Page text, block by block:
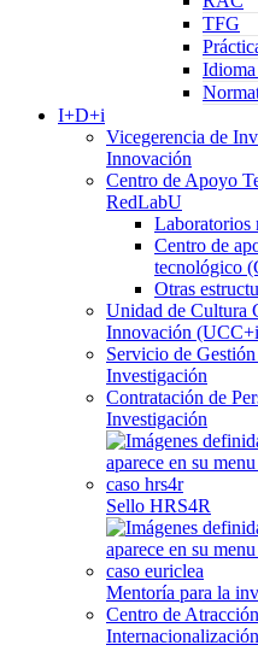
TFG
I+D+i
Vicegerencia de
Innovación
Centro de Apoyo
RedLabU
Laboratorios
Centro de
tecnológico
Otras
Unidad de Cultura
Innovación
Servicio de
Investigación
Contratación de
Investigación
Sello HRS4R
Mentoría para la
Centro de